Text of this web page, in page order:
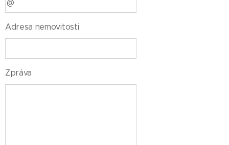
Adresa nemovitosti
Zpráva